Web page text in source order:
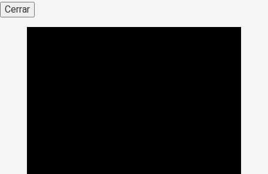
Cerrar